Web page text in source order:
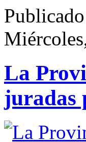
La
juradas